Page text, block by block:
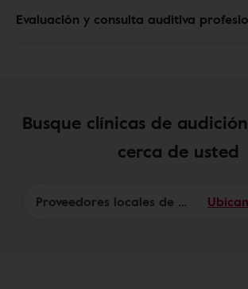
Evaluación y consulta auditiva
Busque clínicas de
cerca de usted